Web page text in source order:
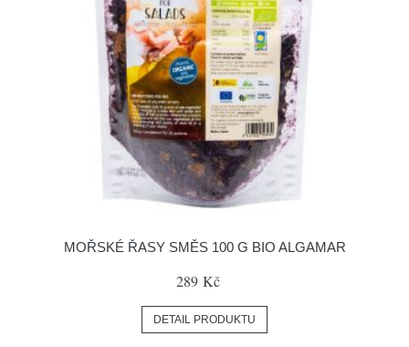
MOŘSKÉ ŘASY SMĚS 100 G BIO ALGAMAR
289 Kč
DETAIL PRODUKTU